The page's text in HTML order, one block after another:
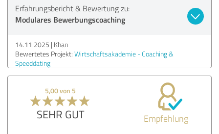
Erfahrungsbericht & Bewertung zu:
Modulares Bewerbungscoaching
14.11.2025 Khan
Bewertetes Projekt: Wirtschaftsakademie - Coaching &
Speeddating
5,00 von 5
SEHR GUT Empfehlung